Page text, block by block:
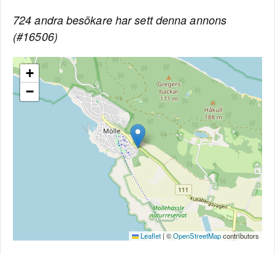
724 andra besökare har sett denna annons
(#16506)
+
−
Leaflet | ©OpenStreetMapcontributors